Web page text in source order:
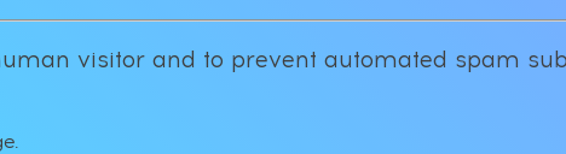
visitor and to prevent automated spam